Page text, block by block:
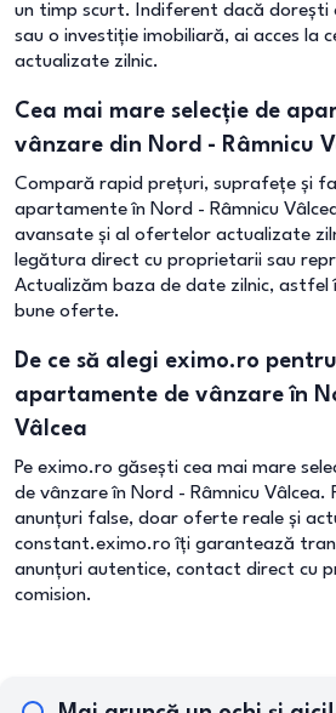
un timp scurt. Indiferent dacă dorești
sau o investiție imobiliară, ai acces la
actualizate zilnic.
Cea mai mare selecție de
vânzare din Nord - Râmnicu
Compară rapid prețuri, suprafețe și
apartamente în Nord - Râmnicu
avansate și al ofertelor actualizate
legătura direct cu proprietarii sau
Actualizăm baza de date zilnic, astfel
bune oferte.
De ce să alegi eximo.ro
apartamente de vânzare în
Vâlcea
Pe eximo.ro găsești cea mai mare
de vânzare în Nord - Râmnicu Vâlcea.
anunțuri false, doar oferte reale și
constant.eximo.ro îți garantează
anunțuri autentice, contact direct cu
comision.